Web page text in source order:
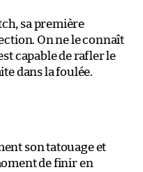
sa première
On ne le connaît
capable de rafler le
dans la foulée.
son tatouage et
de finir en